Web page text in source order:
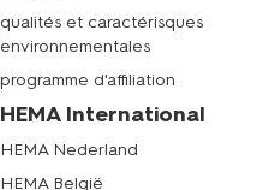
qualités et caractérisques
environnementales
programme d'affiliation
HEMA International
HEMA Nederland
HEMA België